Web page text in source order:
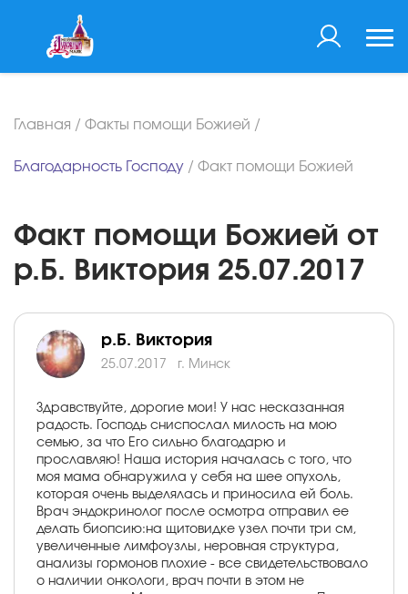
Главная / Факты помощи Божией /
Благодарность Господу / Факт помощи Божией
Факт помощи Божией от
р.Б. Виктория 25.07.2017
р.Б. Виктория
25.07.2017 г. Минск
Здравствуйте, дорогие мои! У нас несказанная
радость. Господь сниспослал милость на мою
семью, за что Его сильно благодарю и
прославляю! Наша история началась с того, что
моя мама обнаружила у себя на шее опухоль,
которая очень выделялась и приносила ей боль.
Врач эндокринолог после осмотра отправил ее
делать биопсию:на щитовидке узел почти три см,
увеличенные лимфоузлы, неровная структура,
анализы гормонов плохие - все свидетельствовало
о наличии онкологи, врач почти в этом не